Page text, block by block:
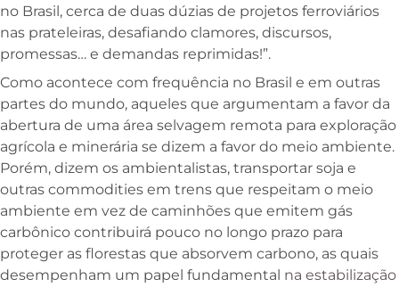
no Brasil, cerca de duas dúzias de projetos ferroviários
nas prateleiras, desafiando clamores, discursos,
promessas… e demandas reprimidas!”.
Como acontece com frequência no Brasil e em outras
partes do mundo, aqueles que argumentam a favor da
abertura de uma área selvagem remota para exploração
agrícola e minerária se dizem a favor do meio ambiente.
Porém, dizem os ambientalistas, transportar soja e
outras commodities em trens que respeitam o meio
ambiente em vez de caminhões que emitem gás
carbônico contribuirá pouco no longo prazo para
proteger as florestas que absorvem carbono, as quais
desempenham um papel fundamental na estabilização